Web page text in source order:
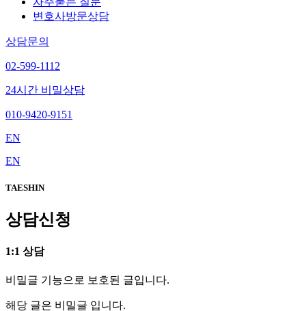
변호사방문상담
상담문의
02-599-1112
24시간 비밀상담
010-9420-9151
EN
EN
TAESHIN
상담신청
1:1 상담
비밀글 기능으로 보호된 글입니다.
해당 글은 비밀글 입니다.